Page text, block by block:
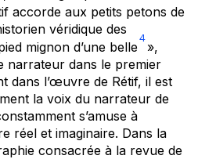
accorde aux petits petons de
véridique des
mignon d’une belle
4
»,
narrateur dans le premier
dans l’œuvre de Rétif, il est
la voix du narrateur de
s’amuse à
réel et imaginaire. Dans la
consacrée à la revue de